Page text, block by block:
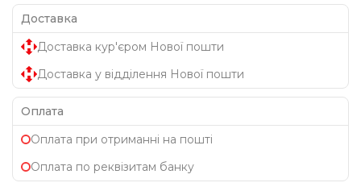
Доставка
Доставка кур'єром Нової пошти
Доставка у відділення Нової пошти
Оплата
Оплата при отриманні на пошті
Оплата по реквізитам банку